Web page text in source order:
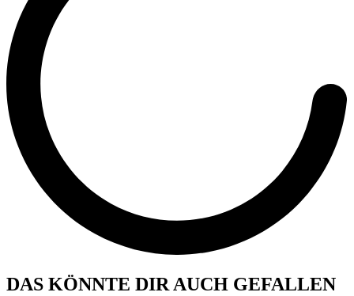
DAS KÖNNTE DIR AUCH GEFALLEN